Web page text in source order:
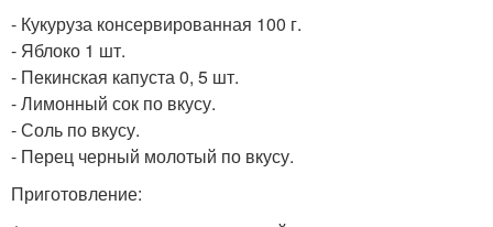
- Кукуруза консервированная 100 г.
- Яблоко 1 шт.
- Пекинская капуста 0, 5 шт.
- Лимонный сок по вкусу.
- Соль по вкусу.
- Перец черный молотый по вкусу.
Приготовление: